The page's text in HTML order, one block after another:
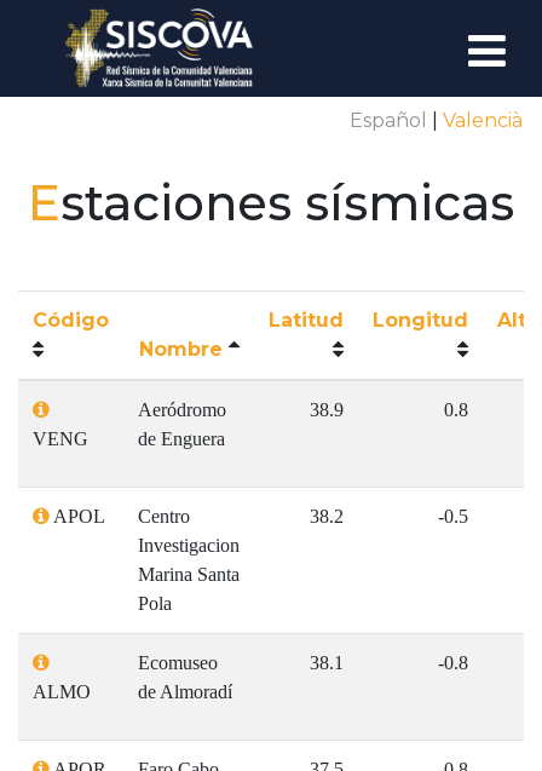
¿QUÉ ES UN TERREMOTO?
TERREMOTOS REGISTRADOS
SISMOGRAMA EN DIRECTO
CONTACTO
CONTACTA CON NOSOTROS
¿HA SENTIDO UN TERREMOTO?
Español Valencià
Estaciones sísmicas
Código
Nombre
Latitud Longitud
VENG
Aeródromo
de Enguera
38.9 0.8
APOL
Centro
Investigacion
Marina Santa
Pola
38.2 -0.5
ALMO
Ecomuseo
de Almoradí
38.1 -0.8